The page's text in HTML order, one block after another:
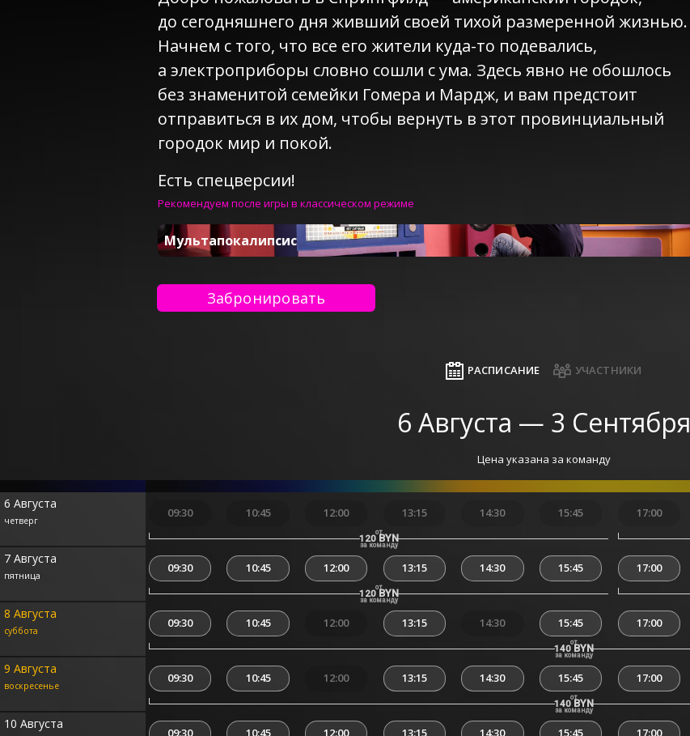
до сегодняшнего дня живший своей тихой размеренной жизнью.
Начнем с того, что все его жители куда-то подевались,
а электроприборы словно сошли с ума. Здесь явно не обошлось
без знаменитой семейки Гомера и Мардж, и вам предстоит
отправиться в их дом, чтобы вернуть в этот провинциальный
городок мир и покой.
Есть спецверсии!
Рекомендуем после игры в классическом режиме
Мультапокалипсис
Забронировать
РАСПИСАНИЕ УЧАСТНИКИ
6 Августа — 3 Сентября
Цена указана за команду
6 Августа
четверг
7 Августа
пятница
8 Августа
суббота
9 Августа
воскресенье
10 Августа
09:30 10:45 12:00 13:15 14:30 15:45 17:00
от
120BYN
за команду
09:30 10:45 12:00 13:15 14:30 15:45 17:00
от
120BYN
за команду
09:30 10:45 12:00 13:15 14:30 15:45 17:00
от
140 BYN
за команду
09:30 10:45 12:00 13:15 14:30 15:45 17:00
от
140 BYN
за команду
09:30 10:45 12:00 13:15 14:30 15:45 17:00